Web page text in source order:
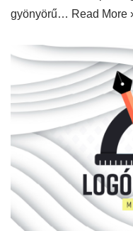
gyönyörű… Read More